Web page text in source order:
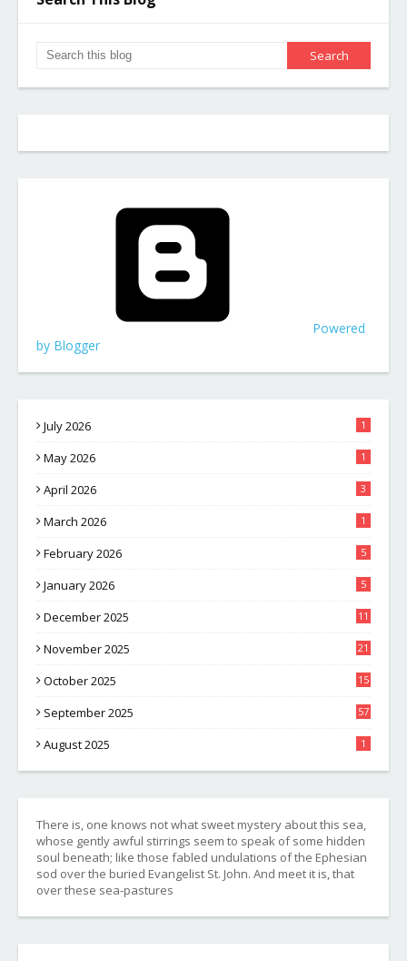
Powered
by Blogger
July 2026 1
May 2026 1
April 2026 3
March 2026 1
February 2026 5
January 2026 5
December 2025 11
November 2025 21
October 2025 15
September 2025 57
August 2025 1
There is, one knows not what sweet mystery about this sea,
whose gently awful stirrings seem to speak of some hidden
soul beneath; like those fabled undulations of the Ephesian
sod over the buried Evangelist St. John. And meet it is, that
over these sea-pastures